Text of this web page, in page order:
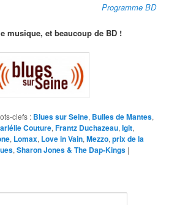
Programme BD
musique, et beaucoup de BD !
clefs : Blues sur Seine, Bulles de Mantes,
Couture,Frantz Duchazeau,Igit,
, Lomax, Love in Vain,Mezzo,prix de la
,Sharon Jones & The Dap-Kings |